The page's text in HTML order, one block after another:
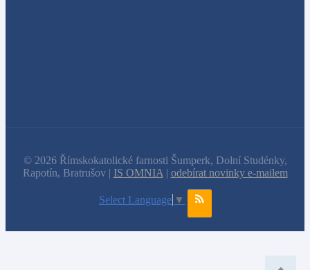
© 2026 Římskokatolické farnosti Šumperk, Dolní Studénky,
Rapotín, Bratrušov | IS OMNIA | odebírat novinky e-mailem
Select Language ▼